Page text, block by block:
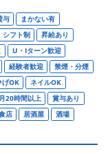
与
まかない有
シフト制
昇給あり
U・Iターン歓迎
経験者歓迎
禁煙・分煙
げOK
ネイルOK
20時間以上
賞与あり
店 居酒屋 酒場